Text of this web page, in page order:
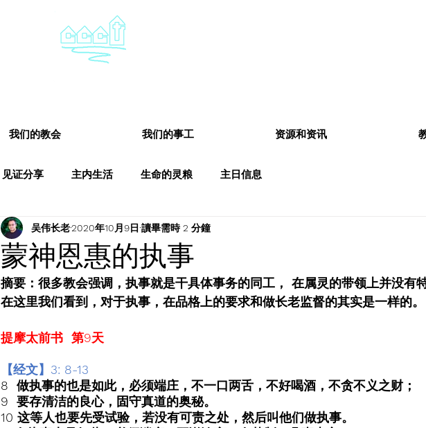
我们的教会 我们的事工 资源和资讯
见证分享 主内生活 生命的灵粮 主日信息
蒙神恩惠的执事
吴伟长老2020年10月9日 讀畢需時 2 分鐘
摘要：很多教会强调，执事就是干具体事务的同工， 在属灵的带领上并没有
在这里我们看到，对于执事，在品格上的要求和做长老监督的其实是一样的。
提摩太前书  第9天
【经文】3: 8-13
8  做执事的也是如此，必须端庄，不一口两舌，不好喝酒，不贪不义之财；
9  要存清洁的良心，固守真道的奥秘。
10 这等人也要先受试验，若没有可责之处，然后叫他们做执事。